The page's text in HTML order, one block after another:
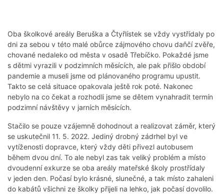
Oba školkové areály Beruška a Čtyřlístek se vždy vystřídaly po
dni za sebou v této malé obůrce zájmového chovu daňčí zvěře,
chované nedaleko od města v osadě Třebíčko. Pokaždé jsme
s dětmi vyrazili v podzimních měsících, ale pak přišlo období
pandemie a museli jsme od plánovaného programu upustit.
Takto se celá situace opakovala ještě rok poté. Nakonec
nebylo na co čekat a rozhodli jsme se dětem vynahradit termín
podzimní návštěvy v jarních měsících.
Stačilo se pouze vzájemně dohodnout a realizovat záměr, který
se uskutečnil 11. 5. 2022. Jediný drobný zádrhel byl ve
vytíženosti dopravce, který vždy děti přivezl autobusem
během dvou dní. To ale nebyl zas tak veliký problém a místo
dvoudenní exkurze se oba areály mateřské školy prostřídaly
v jeden den. Počasí bylo krásné, slunečné, a tak místo zahaleni
do kabátů všichni ze školky přijeli na lehko, jak počasí dovolilo.